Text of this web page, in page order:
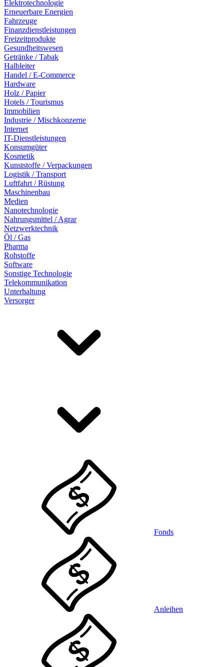
Elektrotechnologie
Erneuerbare Energien
Fahrzeuge
Finanzdienstleistungen
Freizeitprodukte
Gesundheitswesen
Getränke / Tabak
Halbleiter
Handel / E-Commerce
Hardware
Holz / Papier
Hotels / Tourismus
Immobilien
Industrie / Mischkonzerne
Internet
IT-Dienstleistungen
Konsumgüter
Kosmetik
Kunststoffe / Verpackungen
Logistik / Transport
Luftfahrt / Rüstung
Maschinenbau
Medien
Nanotechnologie
Nahrungsmittel / Agrar
Netzwerktechnik
Öl / Gas
Pharma
Rohstoffe
Software
Sonstige Technologie
Telekommunikation
Unterhaltung
Versorger
Fonds
Anleihen